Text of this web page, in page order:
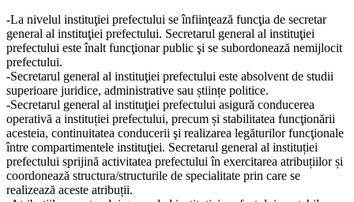
-La nivelul instituţiei prefectului se înfiinţează funcţia de secretar
general al instituţiei prefectului. Secretarul general al instituţiei
prefectului este înalt funcţionar public şi se subordonează nemijlocit
prefectului.
-Secretarul general al instituţiei prefectului este absolvent de studii
superioare juridice, administrative sau științe politice.
-Secretarul general al instituţiei prefectului asigură conducerea
operativă a instituției prefectului, precum și stabilitatea funcţionării
acesteia, continuitatea conducerii şi realizarea legăturilor funcţionale
între compartimentele instituţiei. Secretarul general al instituției
prefectului sprijină activitatea prefectului în exercitarea atribuțiilor și
coordonează structura/structurile de specialitate prin care se
realizează aceste atribuții.